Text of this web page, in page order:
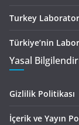
Turkey
Türkiye’nin
Yasal
Gizlilik Politikası
İçerik ve Yayın